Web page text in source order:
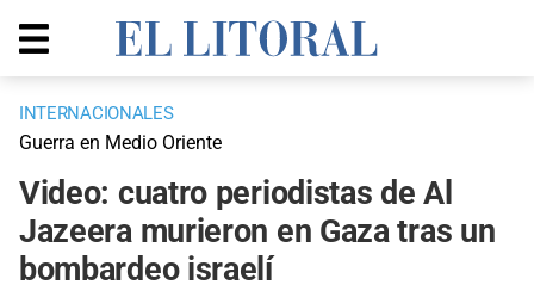
INTERNACIONALES
Guerra en Medio Oriente
Video: cuatro periodistas de Al
Jazeera murieron en Gaza tras un
bombardeo israelí